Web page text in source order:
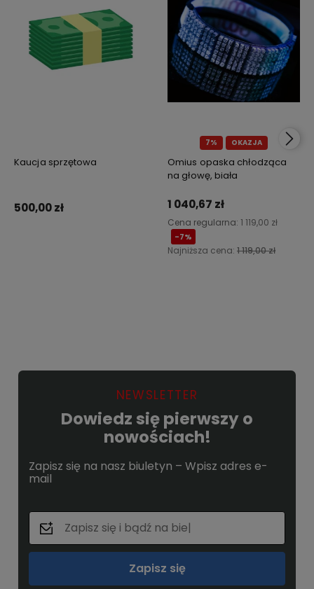
Kaucja sprzętowa
500,00 zł
7% OKAZJA
Omius opaska chłodząca
na głowę, biała
1 040,67 zł
Cena regularna: 1 119,00 zł
-7%
Najniższa cena: 1 119,00 zł
NEWSLETTER
Dowiedz się pierwszy o
nowościach!
Zapisz się na nasz biuletyn – Wpisz adres e-
mail
Zapisz się